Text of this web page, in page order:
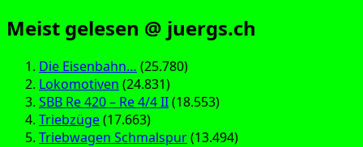
Meist gelesen @ juergs.ch
Die Eisenbahn… (25.780)
Lokomotiven (24.831)
SBB Re 420 – Re 4/4 II(18.553)
Triebzüge(17.663)
Triebwagen Schmalspur(13.494)